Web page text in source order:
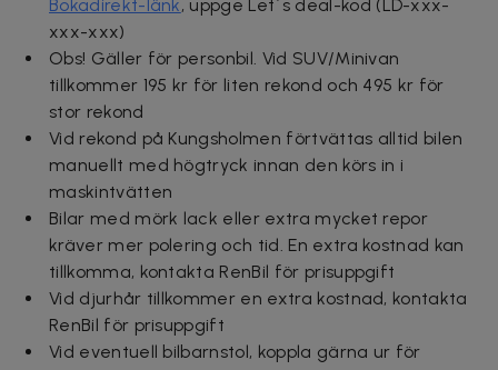
Bokadirekt-länk, uppge Let´s deal-kod (LD-xxx-
xxx-xxx)
Obs! Gäller för personbil. Vid SUV/Minivan
tillkommer 195 kr för liten rekond och 495 kr för
stor rekond
Vid rekond på Kungsholmen förtvättas alltid bilen
manuellt med högtryck innan den körs in i
maskintvätten
Bilar med mörk lack eller extra mycket repor
kräver mer polering och tid. En extra kostnad kan
tillkomma, kontakta RenBil för prisuppgift
Vid djurhår tillkommer en extra kostnad, kontakta
RenBil för prisuppgift
Vid eventuell bilbarnstol, koppla gärna ur för